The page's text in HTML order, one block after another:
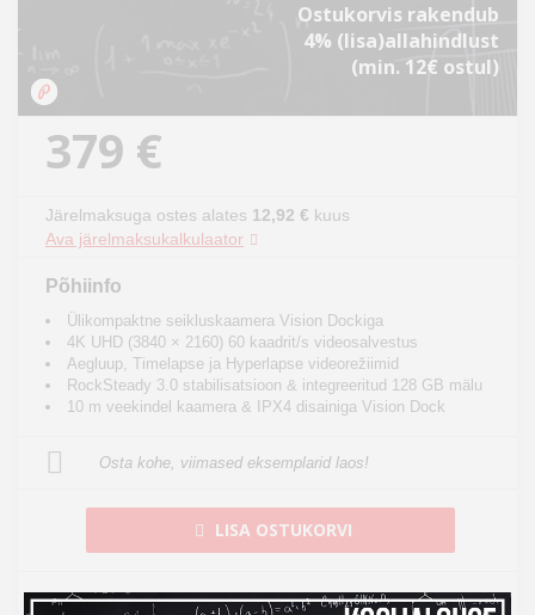
Ostukorvis rakendub
4% (lisa)allahindlust
(min. 12€ ostul)
379 €
Järelmaksuga ostes alates 12,92 € kuus
Ava järelmaksukalkulaator
Põhiinfo
Ülikompaktne seikluskaamera Vision Dockiga
4K UHD (3840 × 2160) 60 kaadrit/s videosalvestus
Aegluup, Timelapse ja Hyperlapse videorežiimid
RockSteady 3.0 stabilisatsioon & integreeritud 128 GB mälu
10 m veekindel kaamera & IPX4 disainiga Vision Dock
Osta kohe, viimased eksemplarid laos!
LISA OSTUKORVI
Toode on laos, tarneaeg 1-3 tööpäeva